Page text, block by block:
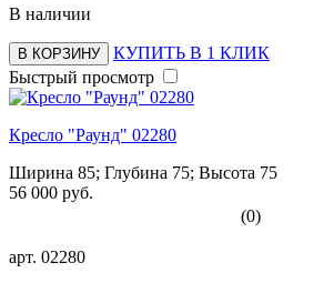
В наличии
В КОРЗИНУ
КУПИТЬ В 1 КЛИК
Быстрый просмотр
Кресло "Раунд" 02280
Ширина 85; Глубина 75; Высота 75
56 000 руб.
(0)
арт. 02280